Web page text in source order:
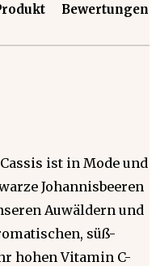
Bewertungen
ist in Mode und
Johannisbeeren
Auwäldern und
süß-
hohen Vitamin C-